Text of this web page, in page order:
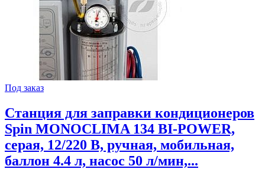
Под заказ
Станция для заправки кондиционеров
Spin MONOCLIMA 134 BI-POWER,
серая, 12/220 В, ручная, мобильная,
баллон 4.4 л, насос 50 л/мин,...